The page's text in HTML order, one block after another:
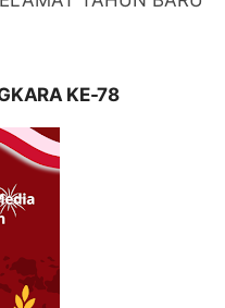
KE-78